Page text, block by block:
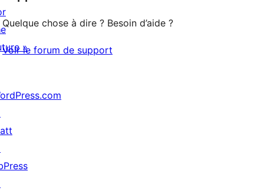
étoile
Quelque chose à dire ? Besoin d’aide ?
Voir le forum de support
»